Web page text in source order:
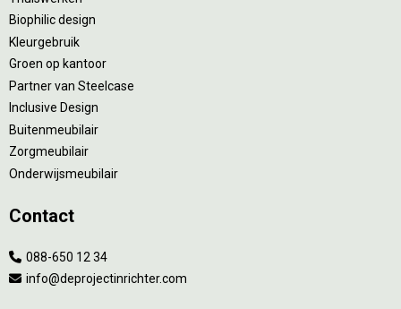
Biophilic design
Kleurgebruik
Groen op kantoor
Partner van Steelcase
Inclusive Design
Buitenmeubilair
Zorgmeubilair
Onderwijsmeubilair
Contact
088-650 12 34
info@deprojectinrichter.com